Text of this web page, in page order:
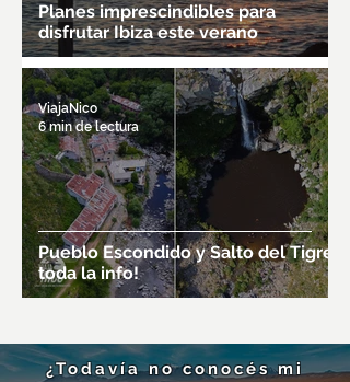
Planes imprescindibles para
disfrutar Ibiza este verano
Pueblo Escondido y Salto del Tigre,
toda la info!
ViajaNico
6 min de lectura
¿Todavía no conocés mi